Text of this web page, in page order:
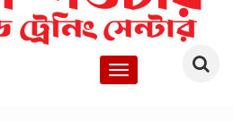
Toggle